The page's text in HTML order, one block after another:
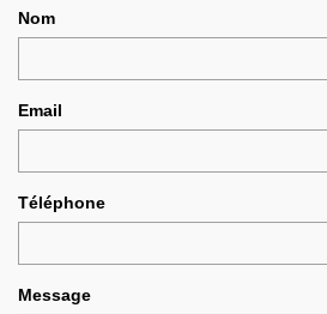
Nom
Email
Téléphone
Message